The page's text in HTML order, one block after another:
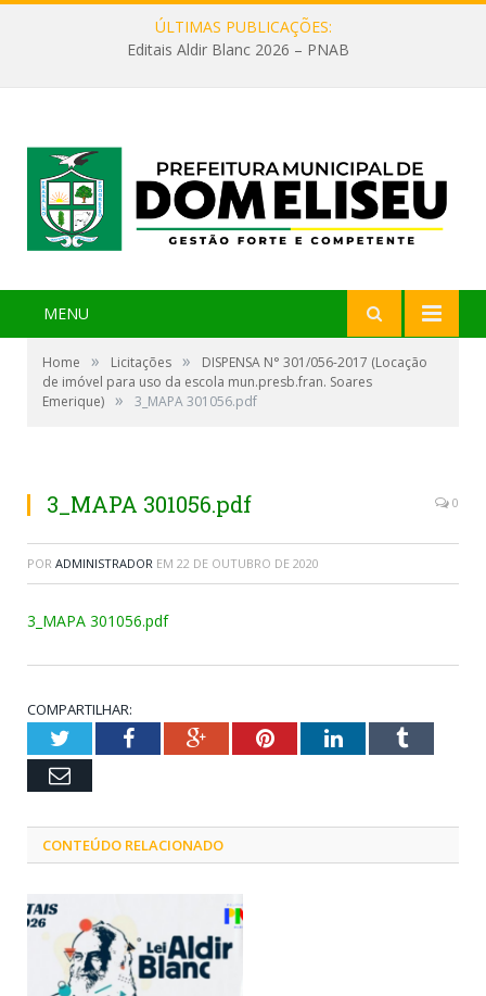
ÚLTIMAS PUBLICAÇÕES:
Editais Aldir Blanc 2026 – PNAB
MENU
Home » Licitações »
DISPENSA N° 301/056-2017 (Locação
de imóvel para uso da escola mun.presb.fran. Soares
Emerique) » 3_MAPA 301056.pdf
3_MAPA 301056.pdf 0
POR ADMINISTRADOR EM 22 DE OUTUBRO DE 2020
3_MAPA 301056.pdf
COMPARTILHAR:
TwitterFacebookGoogle+PinterestLinkedInTumblr
Email
CONTEÚDO RELACIONADO